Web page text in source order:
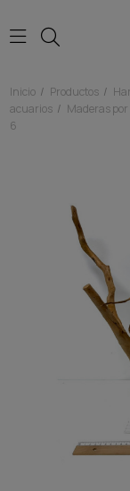
Inicio Productos
acuarios
Maderas
6